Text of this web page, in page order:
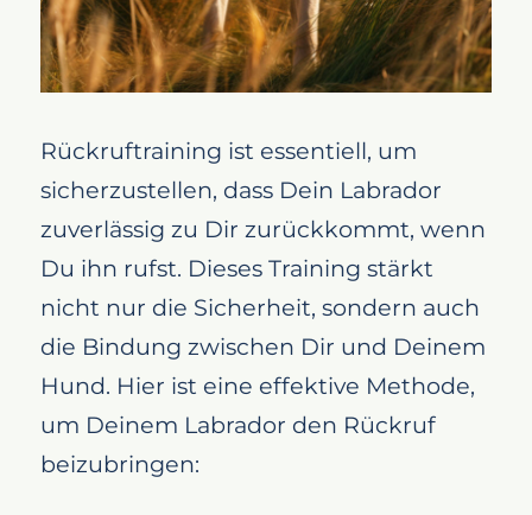
Rückruftraining ist essentiell, um
sicherzustellen, dass Dein Labrador
zuverlässig zu Dir zurückkommt, wenn
Du ihn rufst. Dieses Training stärkt
nicht nur die Sicherheit, sondern auch
die Bindung zwischen Dir und Deinem
Hund. Hier ist eine effektive Methode,
um Deinem Labrador den Rückruf
beizubringen: